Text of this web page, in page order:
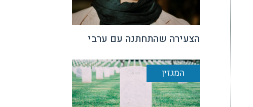
הצעירה שהתחתנה עם ערבי
המגזין